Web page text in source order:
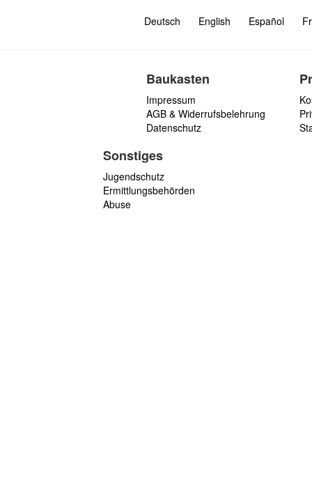
Deutsch English Español
Baukasten
Impressum
AGB & Widerrufsbelehrung
Datenschutz
Sonstiges
Jugendschutz
Ermittlungsbehörden
Abuse